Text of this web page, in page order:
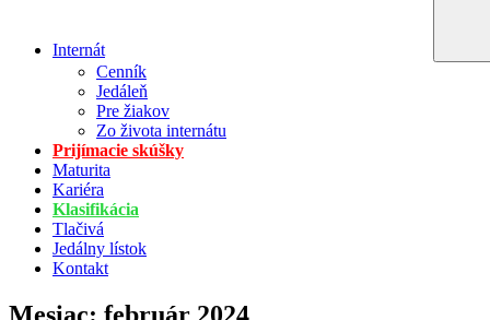
Internát
Cenník
Jedáleň
Pre žiakov
Zo života internátu
Prijímacie skúšky
Maturita
Kariéra
Klasifikácia
Tlačivá
Jedálny lístok
Kontakt